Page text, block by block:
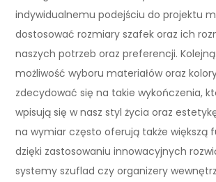
indywidualnemu podejściu do projektu
dostosować rozmiary szafek oraz ich
naszych potrzeb oraz preferencji.
możliwość wyboru materiałów oraz
zdecydować się na takie wykończenia,
wpisują się w nasz styl życia oraz
na wymiar często oferują także większą
dzięki zastosowaniu innowacyjnych
systemy szuflad czy organizery